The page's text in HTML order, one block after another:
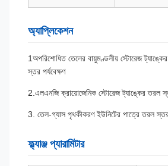
অ্যাপ্লিকেশন
1অপরিশোধিত তেলের বায়ুমণ্ডলীয় স্টোরেজ
স্তর পর্যবেক্ষণ
2.এলএনজি ক্রায়োজেনিক স্টোরেজ ট্যাঙ্কের তরল
3. তেল-গ্যাস পৃথকীকরণ ইউনিটের পাত্রে তরল স্তর
ফ্ল্যাঞ্জ প্যারামিটার